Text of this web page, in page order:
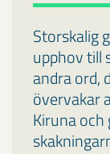
Storskalig
upphov till
andra ord,
övervakar
Kiruna